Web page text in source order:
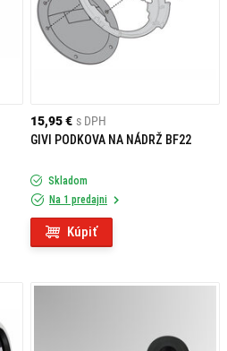
15,95 € s DPH
GIVI PODKOVA NA NÁDRŽ BF22
Skladom
Na 1 predajni
Kúpiť